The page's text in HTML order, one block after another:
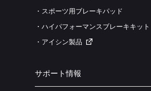
・スポーツ用ブレーキパッド
・ハイパフォーマンスブレーキキット
・アイシン製品
サポート情報